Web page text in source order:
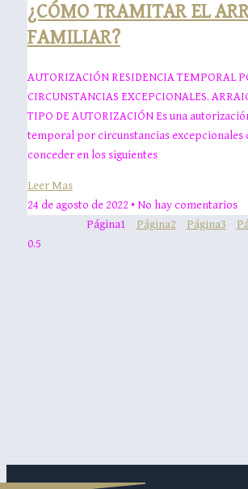
¿CÓMO TRAMITAR EL
FAMILIAR?
AUTORIZACIÓN RESIDENCIA TEMPORAL
CIRCUNSTANCIAS EXCEPCIONALES.
TIPO DE AUTORIZACIÓN Es una
temporal por circunstancias excepcionales
conceder en los siguientes
Leer Mas
24 de agosto de 2022
No hay comentarios
Página1 Página2 Página3